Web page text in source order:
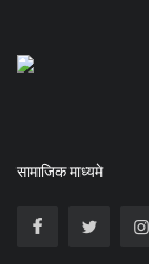
सामाजिक माध्यमे